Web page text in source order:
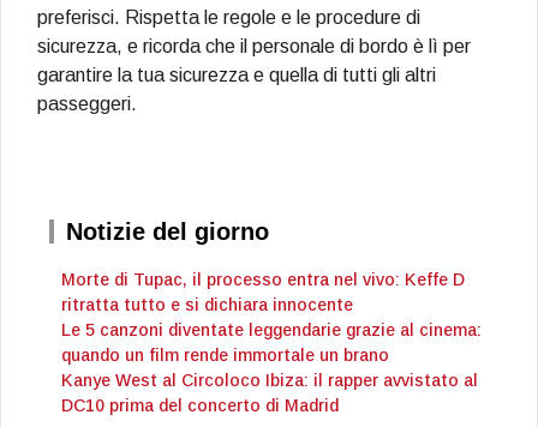
preferisci. Rispetta le regole e le procedure di
sicurezza, e ricorda che il personale di bordo è lì per
garantire la tua sicurezza e quella di tutti gli altri
passeggeri.
Notizie del giorno
Morte di Tupac, il processo entra nel vivo: Keffe D
ritratta tutto e si dichiara innocente
Le 5 canzoni diventate leggendarie grazie al cinema:
quando un film rende immortale un brano
Kanye West al Circoloco Ibiza: il rapper avvistato al
DC10 prima del concerto di Madrid